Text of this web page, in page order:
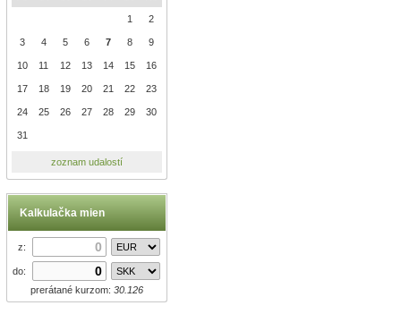
1 2
3 4 5 6 7 8 9
10 11 12 13 14 15 16
17 18 19 20 21 22 23
24 25 26 27 28 29 30
31
zoznam udalostí
Kalkulačka mien
z:
do:
prerátané kurzom: 30.126